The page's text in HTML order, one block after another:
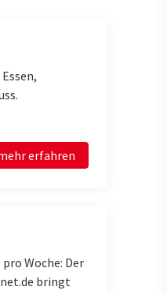
erfahren
Woche: Der
bringt